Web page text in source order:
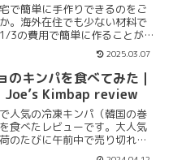
で簡単に手作りできるのをご
。海外在住でも少ない材料で
3の費用で簡単に作ることがで
近年、「腸活」で注目されてい
品を気軽に取れる納豆作りを、
めませんか？
2025.03.07
のキンパを食べてみた｜
Kimbap review
人気の冷凍キンパ（韓国の巻
食べたレビューです。大人気
のたびに午前中で売り切れた
数制限がかかるという噂の商品